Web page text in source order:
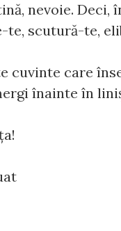
nevoie. Deci,
te, scutură-te,
cuvinte care
înainte în